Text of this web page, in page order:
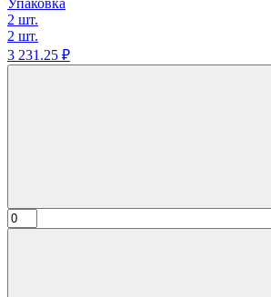
Упаковка
2 шт.
2 шт.
3 231.25 ₽